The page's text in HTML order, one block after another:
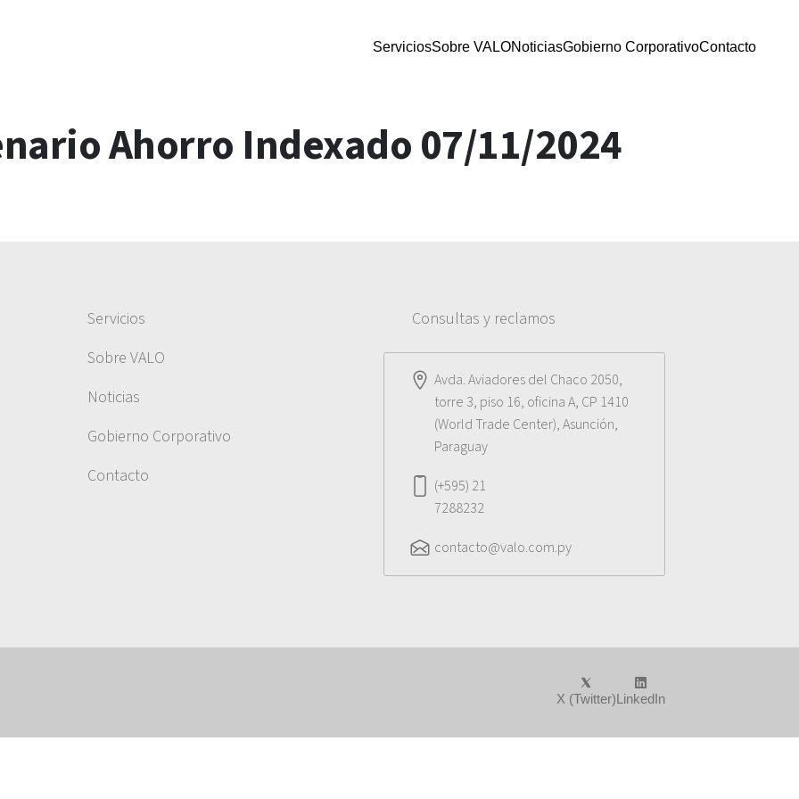
ServiciosSobre VALONoticiasGobierno CorporativoContacto
Ahorro Indexado 07/11/2024
Servicios
Sobre VALO
Noticias
Gobierno Corporativo
Contacto
Consultas y reclamos
Avda. Aviadores del Chaco 2050,
torre 3, piso 16, oficina A, CP 1410
(World Trade Center), Asunción,
Paraguay
(+595) 21
7288232
contacto@valo.com.py
X (Twitter)LinkedIn